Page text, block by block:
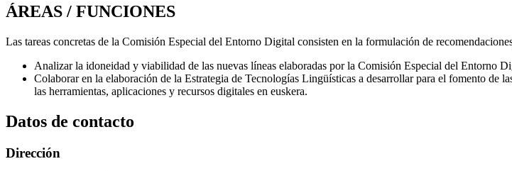
ÁREAS / FUNCIONES
Las tareas concretas de la Comisión Especial del Entorno Digital consisten en la formulación de
Analizar la idoneidad y viabilidad de las nuevas líneas elaboradas por la Comisión Especial del Entorno
Colaborar en la elaboración de la Estrategia de Tecnologías Lingüísticas a desarrollar para el fomento de
las herramientas, aplicaciones y recursos digitales en euskera.
Datos de contacto
Dirección